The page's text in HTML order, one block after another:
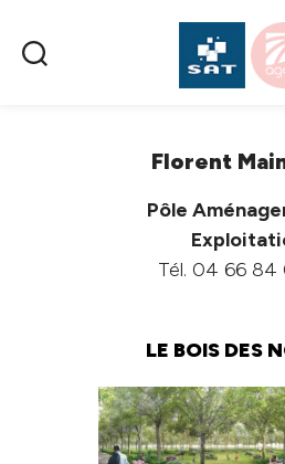
Florent
Pôle
Tél. 04 66 84
LE BOIS DES